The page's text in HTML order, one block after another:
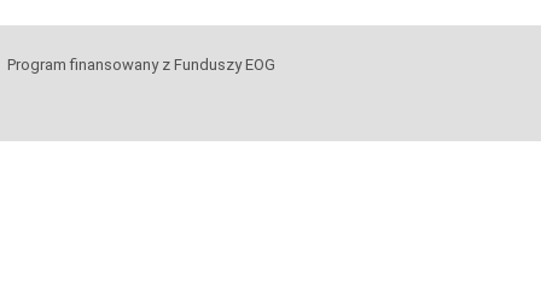
Program finansowany z Funduszy EOG